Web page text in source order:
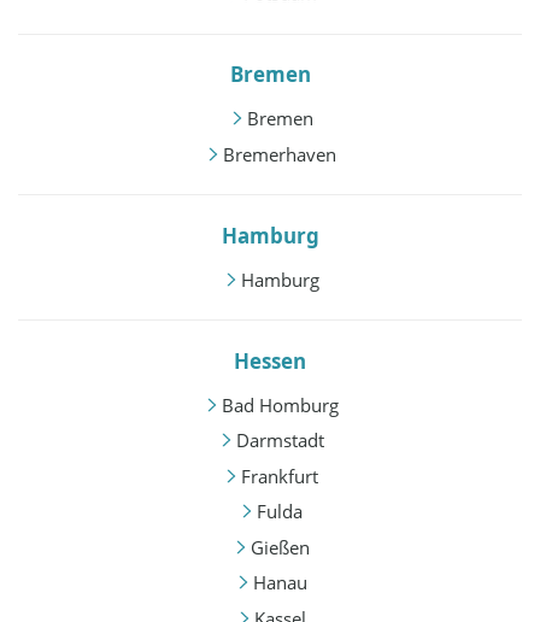
Bremen
Bremen
Bremerhaven
Hamburg
Hamburg
Hessen
Bad Homburg
Darmstadt
Frankfurt
Fulda
Gießen
Hanau